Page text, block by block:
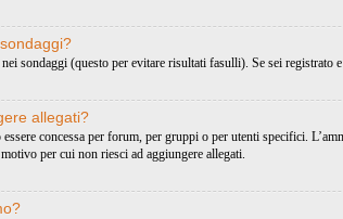
sondaggi (questo per evitare risultati fasulli). Se sei registrato
allegati?
concessa per forum, per gruppi o per utenti specifici.
per cui non riesci ad aggiungere allegati.